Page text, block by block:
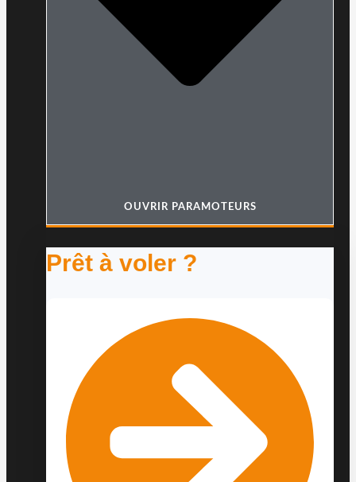
OUVRIR PARAMOTEURS
Prêt à voler ?